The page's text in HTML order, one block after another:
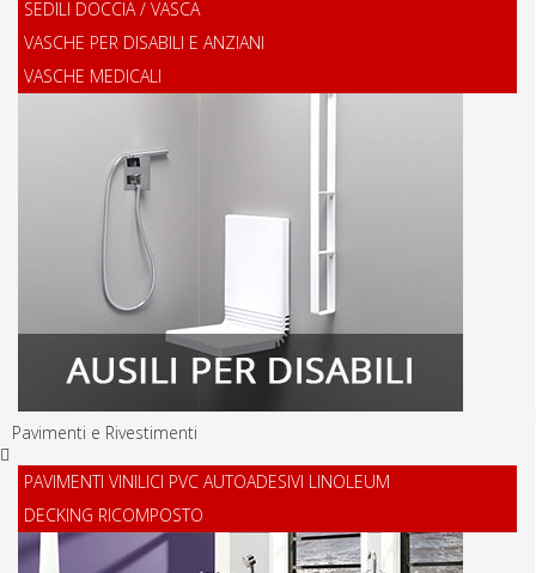
SEDILI DOCCIA / VASCA
VASCHE PER DISABILI E ANZIANI
VASCHE MEDICALI
Pavimenti e Rivestimenti
PAVIMENTI VINILICI PVC AUTOADESIVI LINOLEUM
DECKING RICOMPOSTO